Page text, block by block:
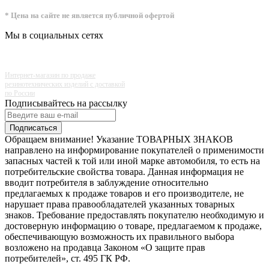
* Цена на сайте не является публичной офертой
Мы в социальных сетях
Интернет-магазин по продаже
резинотехнических изделий с доставкой
по России
Подписывайтесь на рассылку
Подписаться
Обращаем внимание! Указание ТОВАРНЫХ ЗНАКОВ
направлено на информирование покупателей о применимости
запасных частей к той или иной марке автомобиля, то есть на
потребительские свойства товара. Данная информация не
вводит потребителя в заблуждение относительно
предлагаемых к продаже товаров и его производителе, не
нарушает права правообладателей указанных товарных
знаков. Требование предоставлять покупателю необходимую и
достоверную информацию о товаре, предлагаемом к продаже,
обеспечивающую возможность их правильного выбора
возложено на продавца Законом «О защите прав
потребителей», ст. 495 ГК РФ.